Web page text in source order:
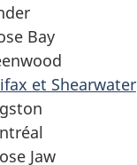
Bay
et Shearwater
Jaw